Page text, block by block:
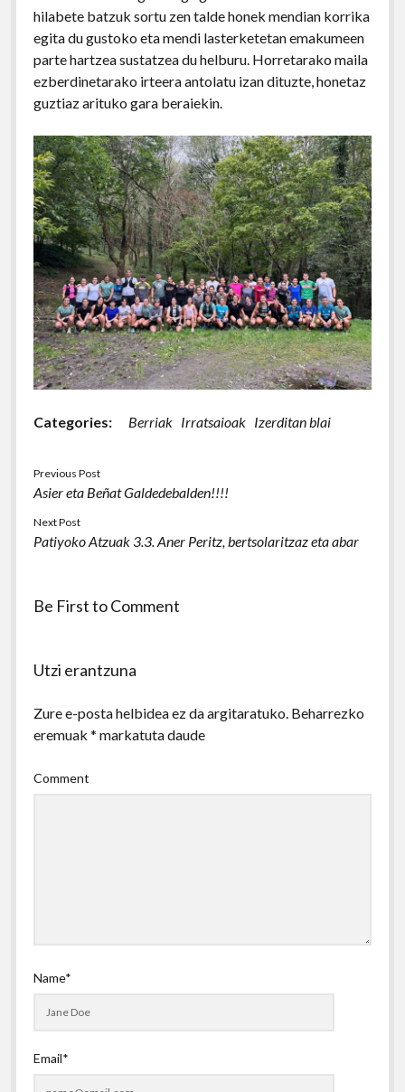
hilabete batzuk sortu zen talde honek mendian korrika
egita du gustoko eta mendi lasterketetan emakumeen
parte hartzea sustatzea du helburu. Horretarako maila
ezberdinetarako irteera antolatu izan dituzte, honetaz
guztiaz arituko gara beraiekin.
Categories: Berriak Irratsaioak Izerditan blai
Previous Post
Asier eta Beñat Galdedebalden!!!!
Next Post
Patiyoko Atzuak 3.3. Aner Peritz, bertsolaritzaz eta abar
Be First to Comment
Utzi erantzuna
Zure e-posta helbidea ez da argitaratuko. Beharrezko
eremuak * markatuta daude
Comment
Name*
Email*